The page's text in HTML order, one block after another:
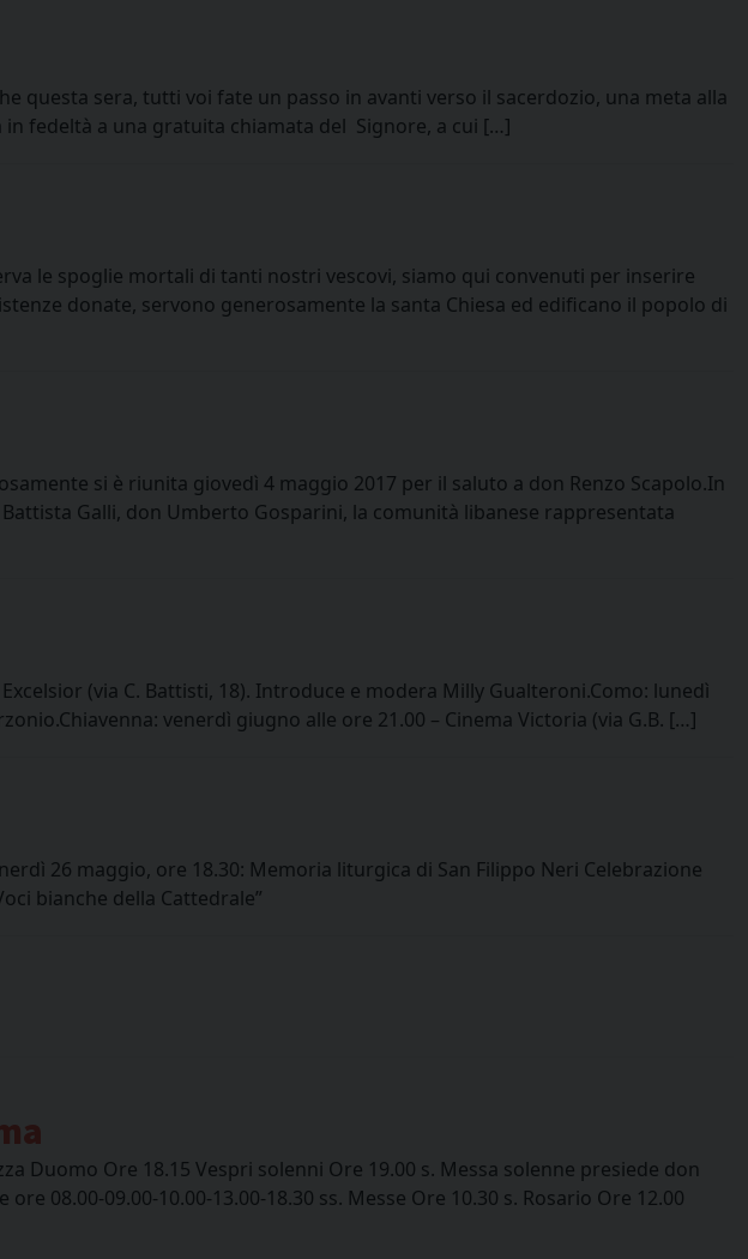
questa sera, tutti voi fate un passo in avanti verso il sacerdozio, una meta alla
fedeltà a una gratuita chiamata del Signore, a cui […]
le spoglie mortali di tanti nostri vescovi, siamo qui convenuti per inserire
donate, servono generosamente la santa Chiesa ed edificano il popolo di
si è riunita giovedì 4 maggio 2017 per il saluto a don Renzo Scapolo.In
Galli, don Umberto Gosparini, la comunità libanese rappresentata
(via C. Battisti, 18). Introduce e modera Milly Gualteroni.Como: lunedì
venerdì giugno alle ore 21.00 – Cinema Victoria (via G.B. […]
26 maggio, ore 18.30: Memoria liturgica di San Filippo Neri Celebrazione
bianche della Cattedrale”
Duomo Ore 18.15 Vespri solenni Ore 19.00 s. Messa solenne presiede don
08.00-09.00-10.00-13.00-18.30 ss. Messe Ore 10.30 s. Rosario Ore 12.00